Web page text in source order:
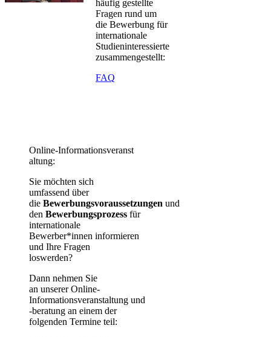
häufig gestellte
Fragen rund um
die Bewerbung für
internationale
Studieninteressierte
zusammengestellt:​
FA​Q
Online-­I​nformations­​vera​​​nst​​​​
altung:
Sie möchten sich
umfassend über
die Bewerbungsvoraussetzungen und
den Bewerbungsprozess für
internationale
Bewerber*innen informieren
und Ihre ​Fragen
loswerden?
Dann nehmen Sie
an unserer Online-
Informationsveranstaltung und
-beratung an einem der
folgenden Termine teil: